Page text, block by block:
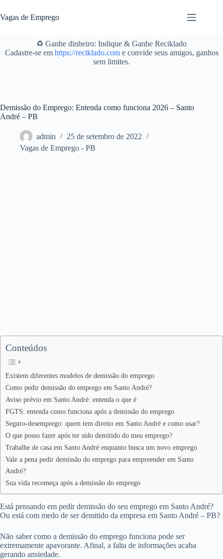
para
o
Vagas de Emprego
♻️ Ganhe dinheiro: Indique & Ganhe Reciklado
Cadastre-se em https://reciklado.come convide seus amigos, ganhos
sem limites.
Demissão do Emprego: Entenda como funciona 2026 – Santo
André – PB
admin
25 de setembro de 2022
Vagas de Emprego - PB
Conteúdos
Existem diferentes modelos de demissão do emprego
Como pedir demissão do emprego em Santo André?
Aviso prévio em Santo André: entenda o que é
FGTS: entenda como funciona após a demissão do emprego
Seguro-desemprego: quem tem direito em Santo André e como usar?
O que posso fazer após ter sido demitido do meu emprego?
Trabalhe de casa em Santo André enquanto busca um novo emprego
Vale a pena pedir demissão do emprego para empreender em Santo
André?
Sua vida recomeça após a demissão do emprego
Está pensando em pedir demissão do seu emprego em Santo André?
Ou está com medo de ser demitido da empresa em Santo André – PB?
Não saber como a demissão do emprego funciona pode ser
extremamente apavorante. Afinal, a falta de informações acaba
gerando ansiedade.